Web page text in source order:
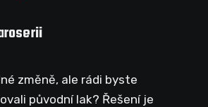
změně, ale rádi byste
původní lak? Řešení je